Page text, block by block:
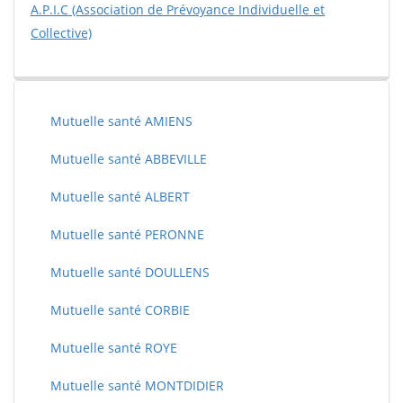
A.P.I.C (Association de Prévoyance Individuelle et
Collective)
Mutuelle santé AMIENS
Mutuelle santé ABBEVILLE
Mutuelle santé ALBERT
Mutuelle santé PERONNE
Mutuelle santé DOULLENS
Mutuelle santé CORBIE
Mutuelle santé ROYE
Mutuelle santé MONTDIDIER